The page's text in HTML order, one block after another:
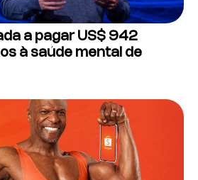
a pagar US$ 942
à saúde mental de